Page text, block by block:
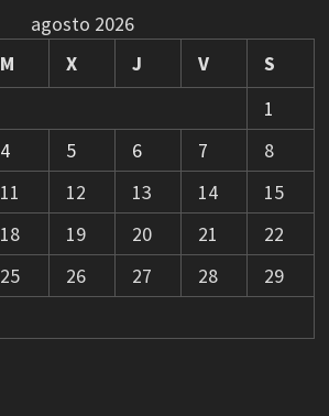
agosto 2026
M X J V
S
1
4 5 6 7
8
11 12 13 14
15
18 19 20 21
22
25 26 27 28
29